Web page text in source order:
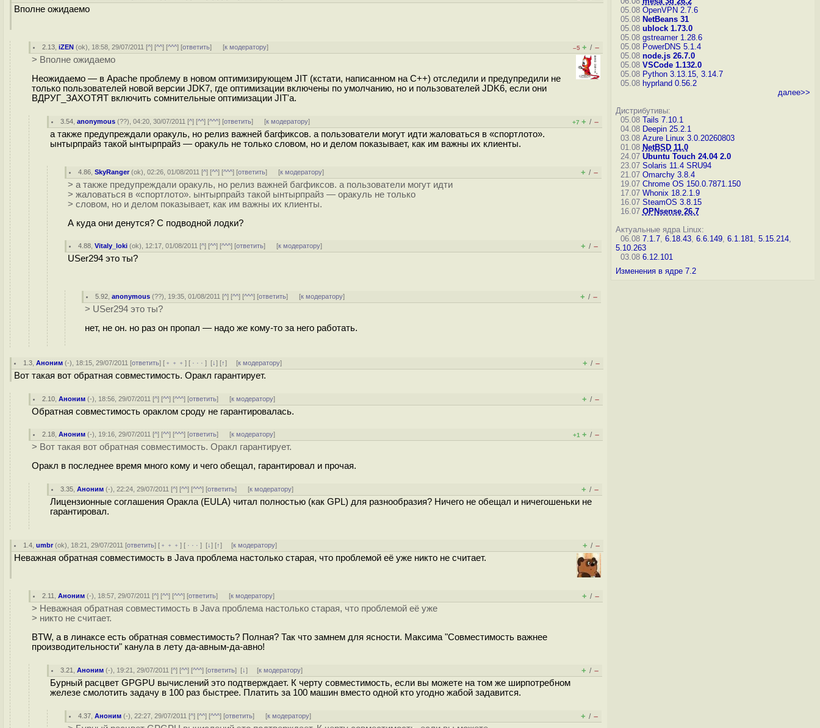
Вполне ожидаемо
2.13 ,iZEN (ok), 18:58, 29/07/2011 [^] [^^] [^^^] [ответить] [к модератору] –5 + / –
> Вполне ожидаемо
Неожидаемо — в Apache проблему в новом оптимизирующем JIT (кстати, написанном на C++) отследили и предупредили не
только пользователей новой версии JDK7, где оптимизации включены по умолчанию, но и пользователей JDK6, если они
ВДРУГ_ЗАХОТЯТ включить сомнительные оптимизации JIT'а.
3.54 ,anonymous (??), 04:20, 30/07/2011 [^] [^^] [^^^] [ответить] [к модератору] +7 + / –
а также предупреждали оракуль, но релиз важней багфиксов. а пользователи могут идти жаловаться в «спортлото».
ынтырпрайз такой ынтырпрайз — оракуль не только словом, но и делом показывает, как им важны их клиенты.
4.86 ,SkyRanger(ok), 02:26, 01/08/2011 [^] [^^] [^^^] [ответить] [к модератору] + / –
> а также предупреждали оракуль, но релиз важней багфиксов. а пользователи могут идти
> жаловаться в «спортлото». ынтырпрайз такой ынтырпрайз — оракуль не только
> словом, но и делом показывает, как им важны их клиенты.
А куда они денутся? С подводной лодки?
4.88 ,Vitaly_loki (ok), 12:17, 01/08/2011 [^] [^^] [^^^] [ответить] [к модератору] + / –
USer294 это ты?
5.92 ,anonymous (??), 19:35, 01/08/2011 [^] [^^] [^^^] [ответить] [к модератору] + / –
> USer294 это ты?
нет, не он. но раз он пропал — надо же кому-то за него работать.
1.3 ,Аноним (-), 18:15, 29/07/2011 [ответить] [ ﹢﹢﹢] [ · · ·][↓] [↑] [к модератору] + / –
Вот такая вот обратная совместимость. Оракл гарантирует.
2.10 ,Аноним (-), 18:56, 29/07/2011 [^] [^^] [^^^] [ответить] [к модератору] + / –
Обратная совместимость ораклом сроду не гарантировалась.
2.18 ,Аноним (-), 19:16, 29/07/2011 [^] [^^] [^^^] [ответить] [к модератору] +1 + / –
> Вот такая вот обратная совместимость. Оракл гарантирует.
Оракл в последнее время много кому и чего обещал, гарантировал и прочая.
3.35 ,Аноним (-), 22:24, 29/07/2011 [^] [^^] [^^^] [ответить] [к модератору] + / –
Лицензионные соглашения Оракла (EULA) читал полностью (как GPL) для разнообразия? Ничего не обещал и ничегошеньки не
гарантировал.
1.4 ,umbr(ok), 18:21, 29/07/2011 [ответить] [ ﹢﹢﹢] [ · · ·][↓] [↑] [к модератору] + / –
Неважная обратная совместимость в Java проблема настолько старая, что проблемой её уже никто не считает.
2.11 ,Аноним (-), 18:57, 29/07/2011 [^] [^^] [^^^] [ответить] [к модератору] + / –
> Неважная обратная совместимость в Java проблема настолько старая, что проблемой её уже
> никто не считает.
BTW, а в линаксе есть обратная совместимость? Полная? Так что замнем для ясности. Максима "Совместимость важнее
производительности" канула в лету да-авным-да-авно!
3.21 ,Аноним (-), 19:21, 29/07/2011 [^] [^^] [^^^] [ответить][↓] [к модератору] + / –
Бурный расцвет GPGPU вычислений это подтверждает. К черту совместимость, если вы можете на том же ширпотребном
железе смолотить задачу в 100 раз быстрее. Платить за 100 машин вместо одной кто угодно жабой задавится.
4.37 ,Аноним (-), 22:27, 29/07/2011 [^] [^^] [^^^] [ответить] [к модератору] + / –
05.08 OpenVPN 2.7.6
05.08 NetBeans 31
05.08 ublock 1.73.0
05.08 gstreamer 1.28.6
05.08 PowerDNS 5.1.4
05.08 node.js 26.7.0
05.08 VSCode 1.132.0
05.08 Python 3.13.15, 3.14.7
05.08 hyprland 0.56.2
далее>>
Дистрибутивы:
05.08 Tails 7.10.1
04.08 Deepin 25.2.1
03.08 Azure Linux 3.0.20260803
01.08 NetBSD 11.0
24.07 Ubuntu Touch 24.04 2.0
23.07 Solaris 11.4 SRU94
21.07 Omarchy 3.8.4
19.07 Chrome OS 150.0.7871.150
17.07 Whonix 18.2.1.9
16.07 SteamOS 3.8.15
16.07 OPNsense 26.7
Актуальные ядра Linux:
06.08 7.1.7, 6.18.43, 6.6.149, 6.1.181, 5.15.214,
5.10.263
03.08 6.12.101
Изменения в ядре 7.2